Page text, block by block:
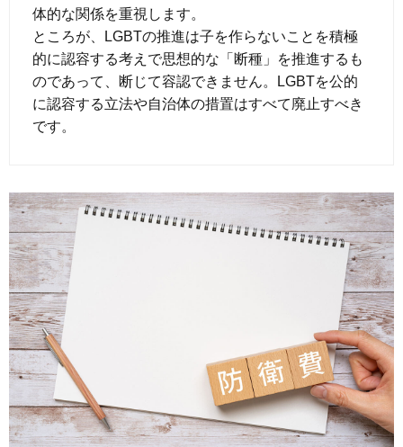
体的な関係を重視します。
ところが、LGBTの推進は子を作らないことを積極
的に認容する考えで思想的な「断種」を推進するも
のであって、断じて容認できません。LGBTを公的
に認容する立法や自治体の措置はすべて廃止すべき
です。